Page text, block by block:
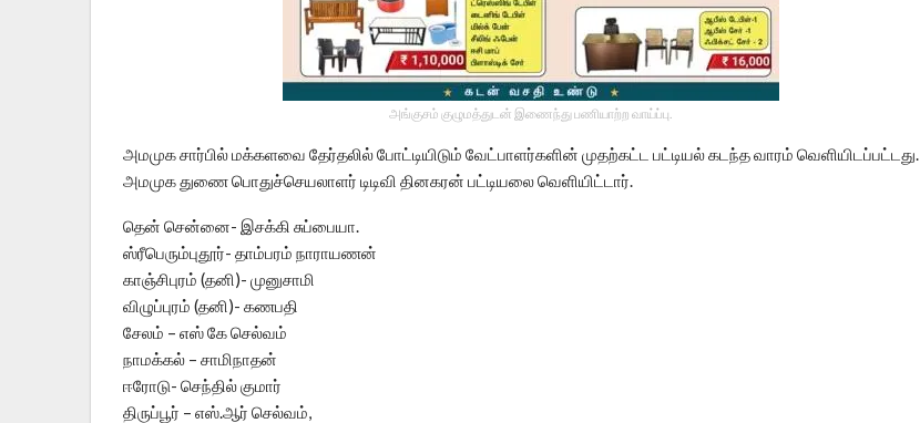
அங்குசம் குழுமத்துடன் இணைந்து பணியாற்ற வாய்ப்பு.
அமமுக சார்பில் மக்களவை தேர்தலில் போட்டியிடும் வேட்பாளர்களின் முதற்கட்ட பட்டியல் கடந்த வாரம் வெளியிடப்பட்டது.
அமமுக துணை பொதுச்செயலாளர் டிடிவி தினகரன் பட்டியலை வெளியிட்டார்.
தென் சென்னை- இசக்கி சுப்பையா.
ஸ்ரீபெரும்புதூர்- தாம்பரம் நாராயணன்
காஞ்சிபுரம் (தனி)- முனுசாமி
விழுப்புரம் (தனி)- கணபதி
சேலம் – எஸ் கே செல்வம்
நாமக்கல் – சாமிநாதன்
ஈரோடு- செந்தில் குமார்
திருப்பூர் – எஸ்.ஆர் செல்வம்,